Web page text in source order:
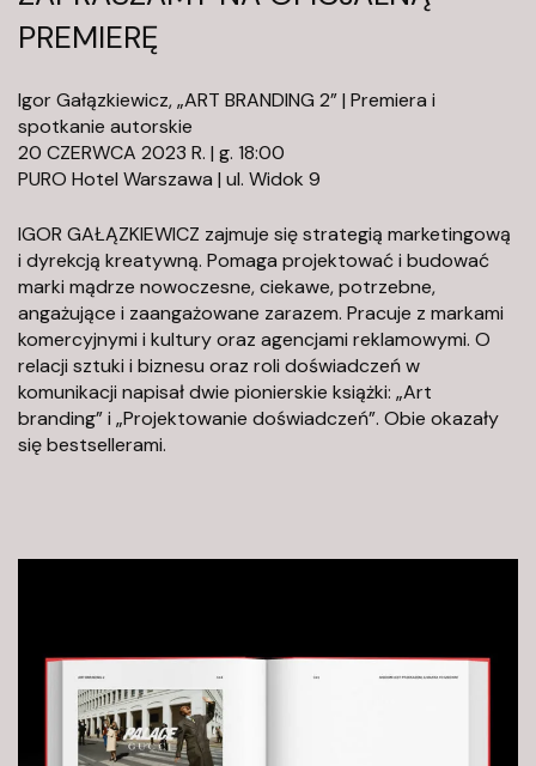
PREMIERĘ
Igor Gałązkiewicz, „ART BRANDING 2” | Premiera i
spotkanie autorskie
20 CZERWCA 2023 R. | g. 18:00
PURO Hotel Warszawa | ul. Widok 9
IGOR GAŁĄZKIEWICZ zajmuje się strategią marketingową
i dyrekcją kreatywną. Pomaga projektować i budować
marki mądrze nowoczesne, ciekawe, potrzebne,
angażujące i zaangażowane zarazem. Pracuje z markami
komercyjnymi i kultury oraz agencjami reklamowymi. O
relacji sztuki i biznesu oraz roli doświadczeń w
komunikacji napisał dwie pionierskie książki: „Art
branding” i „Projektowanie doświadczeń”. Obie okazały
się bestsellerami.